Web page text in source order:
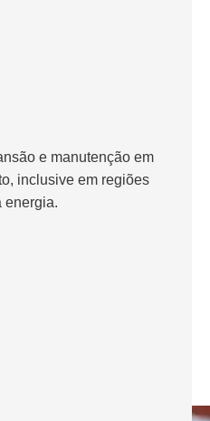
e manutenção em
inclusive em regiões
energia.